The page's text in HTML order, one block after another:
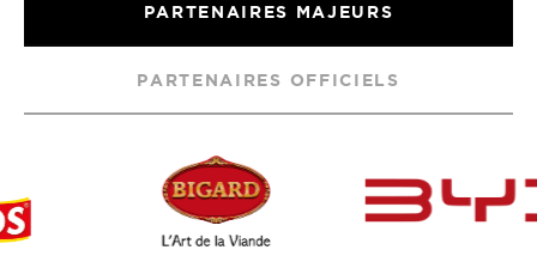
PARTENAIRES MAJEURS
PARTENAIRES OFFICIELS